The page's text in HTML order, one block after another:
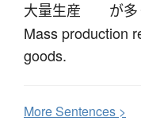
大量生産 が多
Mass production
goods.
MoreSentences >